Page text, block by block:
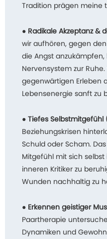
Tradition prägen meine
● Radikale Akzeptanz &
wir aufhören, gegen
die Angst
Nervensystem zur
gegenwärtigen Erleben
Lebensenergie sanft zu
●Tiefes Selbstmitgefühl
Beziehungskrisen
Schuld oder Scham.
Mitgefühl mit sich
inneren Kritiker zu
Wunden nachhaltig zu
● Erkennen geistiger
Paartherapie
Dynamiken und